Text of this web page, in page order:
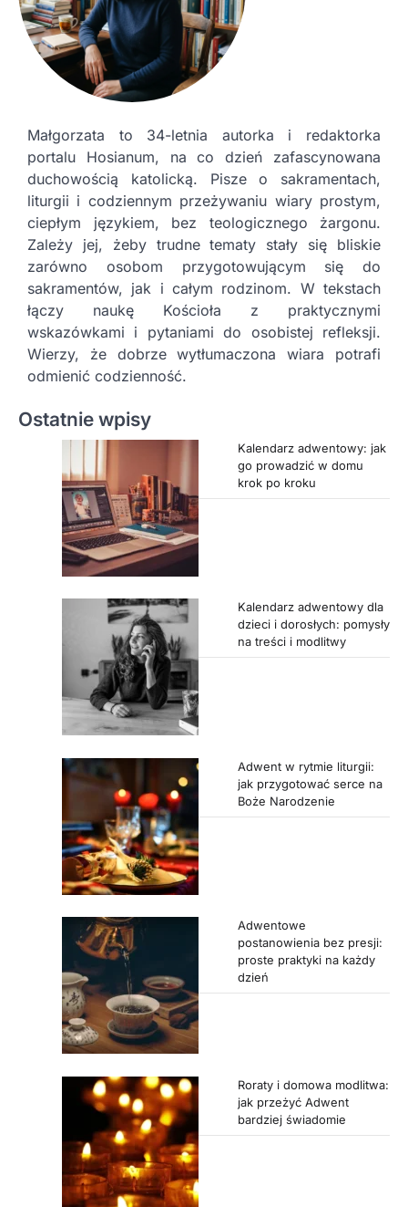
Małgorzata to 34-letnia autorka i redaktorka
portalu Hosianum, na co dzień zafascynowana
duchowością katolicką. Pisze o sakramentach,
liturgii i codziennym przeżywaniu wiary prostym,
ciepłym językiem, bez teologicznego żargonu.
Zależy jej, żeby trudne tematy stały się bliskie
zarówno osobom przygotowującym się do
sakramentów, jak i całym rodzinom. W tekstach
łączy naukę Kościoła z praktycznymi
wskazówkami i pytaniami do osobistej refleksji.
Wierzy, że dobrze wytłumaczona wiara potrafi
odmienić codzienność.
Ostatnie wpisy
Kalendarz adwentowy: jak
go prowadzić w domu
krok po kroku
Kalendarz adwentowy dla
dzieci i dorosłych: pomysły
na treści i modlitwy
Adwent w rytmie liturgii:
jak przygotować serce na
Boże Narodzenie
Adwentowe
postanowienia bez presji:
proste praktyki na każdy
dzień
Roraty i domowa modlitwa:
jak przeżyć Adwent
bardziej świadomie